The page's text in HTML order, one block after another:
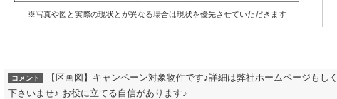
※写真や図と実際の現状とが異なる場合は現状を優先させていただきます
コメント
【区画図】キャンペーン対象物件です♪詳細は弊社ホームページもし
下さいませ♪ お役に立てる自信があります♪